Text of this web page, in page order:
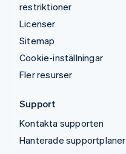
restriktioner
Licenser
Sitemap
Cookie-inställningar
Fler resurser
Support
Kontakta supporten
Hanterade supportplaner